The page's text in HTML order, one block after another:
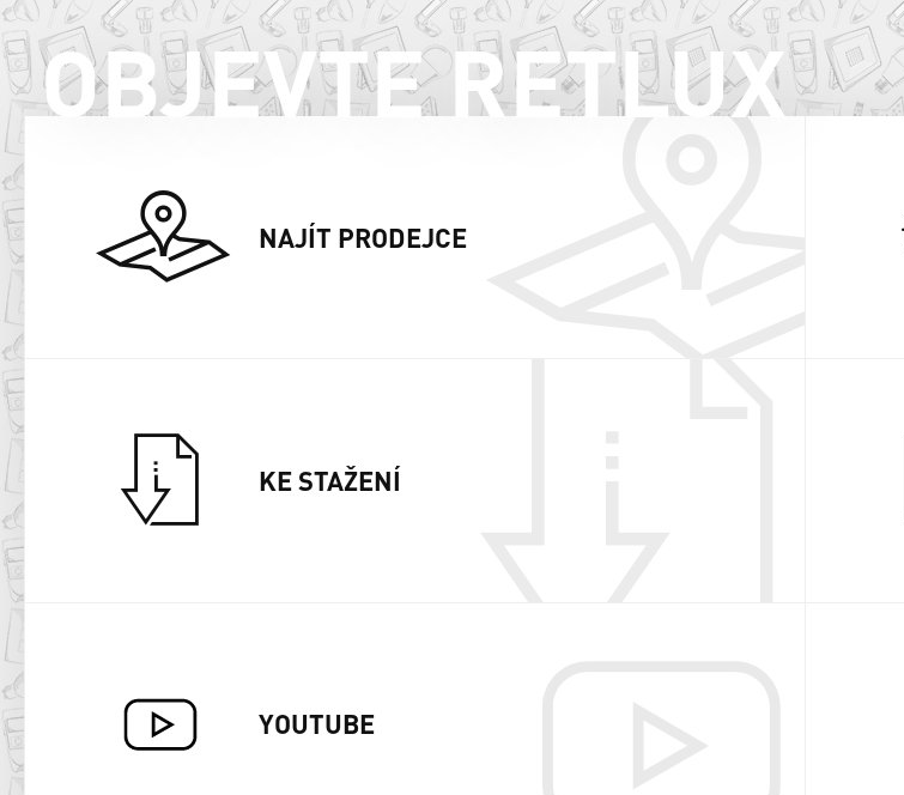
OBJEVTE RETLUX
NAJÍT PRODEJCE
KE STAŽENÍ
YOUTUBE